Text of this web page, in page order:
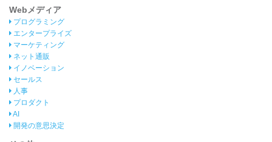
Webメディア
プログラミング
エンタープライズ
マーケティング
ネット通販
イノベーション
セールス
人事
プロダクト
AI
開発の意思決定